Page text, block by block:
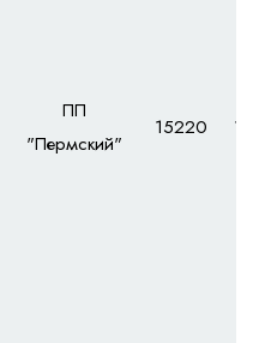
ПП
"Пермский"
15220